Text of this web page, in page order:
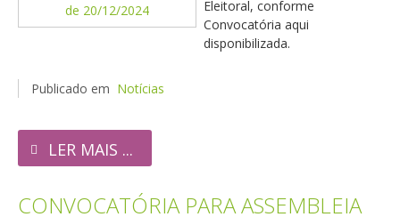
Eleitoral, conforme
Convocatória aqui
disponibilizada.
Publicado em Notícias
LER MAIS ...
CONVOCATÓRIA PARA ASSEMBLEIA